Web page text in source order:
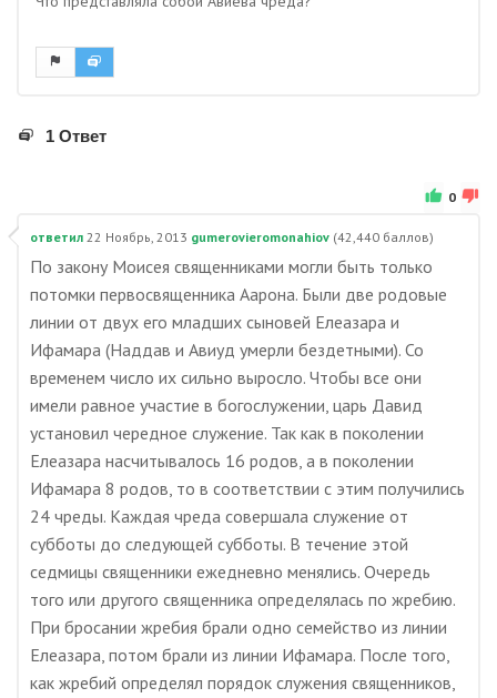
1 Ответ
0
ответил 22 Ноябрь, 2013 gumerovieromonahiov (42,440 баллов)
По закону Моисея священниками могли быть только
потомки первосвященника Аарона. Были две родовые
линии от двух его младших сыновей Елеазара и
Ифамара (Наддав и Авиуд умерли бездетными). Со
временем число их сильно выросло. Чтобы все они
имели равное участие в богослужении, царь Давид
установил чередное служение. Так как в поколении
Елеазара насчитывалось 16 родов, а в поколении
Ифамара 8 родов, то в соответствии с этим получились
24 чреды. Каждая чреда совершала служение от
субботы до следующей субботы. В течение этой
седмицы священники ежедневно менялись. Очередь
того или другого священника определялась по жребию.
При бросании жребия брали одно семейство из линии
Елеазара, потом брали из линии Ифамара. После того,
как жребий определял порядок служения священников,